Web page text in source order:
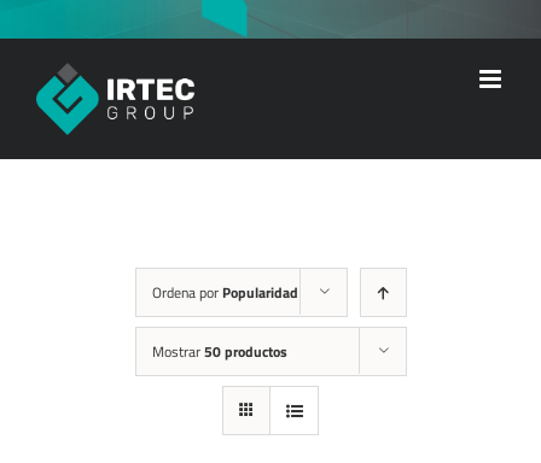
Ordena por Popularidad
Mostrar50 productos